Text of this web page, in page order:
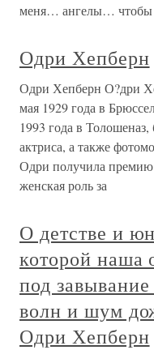
меня… ангелы… чтобы
Одри Хепберн
Одри Хепберн О?дри
мая 1929 года в
1993 года в
актриса, а также
Одри получила
женская роль за
О детстве и
которой наша
под
волн и шум
Одри Хепберн